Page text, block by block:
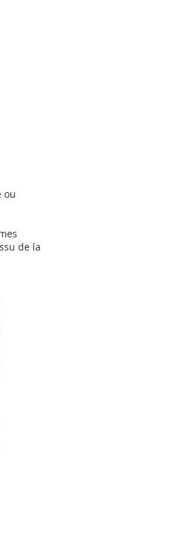
ou
de la